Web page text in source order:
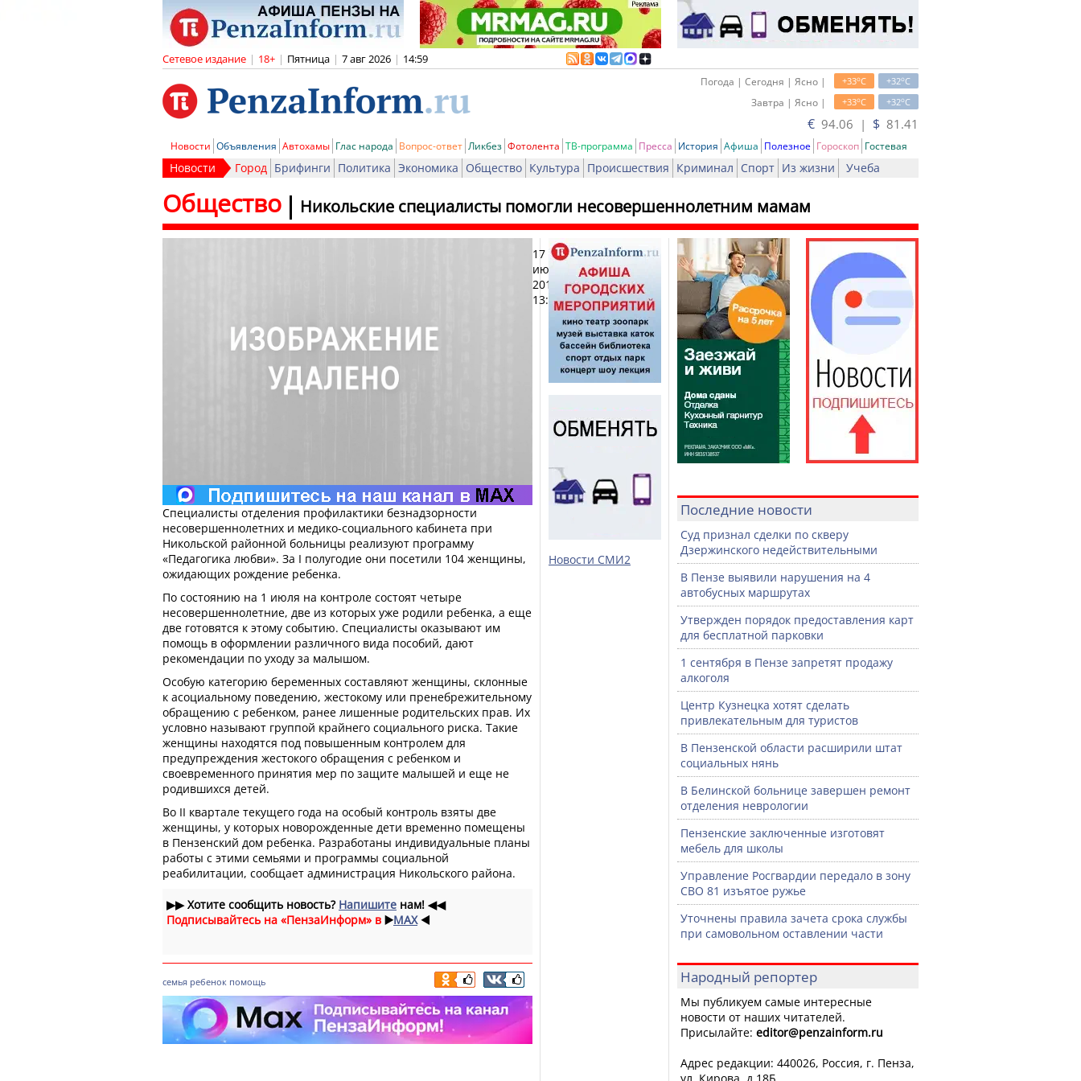
Сетевое издание | 18+ | Пятница | 7 авг 2026 | 14:59
+32oC
+33oC
Погода | Сегодня | Ясно |
+32oC
+33oC
Завтра | Ясно |
€ 94.06 | $ 81.41
Новости Объявления Автохамы Глас народа Вопрос-ответ Ликбез Фотолента ТВ-программа Пресса История Афиша Полезное Гороскоп Гостевая
Новости Город Брифинги Политика Экономика Общество Культура Происшествия Криминал Спорт Из жизни Учеба
Никольские специалисты помогли несовершеннолетним мамам
Общество
17
июля
2014,
13:12
Печать
Специалисты отделения профилактики безнадзорности
несовершеннолетних и медико-социального кабинета при
Никольской районной больницы реализуют программу
«Педагогика любви». За I полугодие они посетили 104 женщины,
ожидающих рождение ребенка.
По состоянию на 1 июля на контроле состоят четыре
несовершеннолетние, две из которых уже родили ребенка, а еще
две готовятся к этому событию. Специалисты оказывают им
помощь в оформлении различного вида пособий, дают
рекомендации по уходу за малышом.
Особую категорию беременных составляют женщины, склонные
к асоциальному поведению, жестокому или пренебрежительному
обращению с ребенком, ранее лишенные родительских прав. Их
условно называют группой крайнего социального риска. Такие
женщины находятся под повышенным контролем для
предупреждения жестокого обращения с ребенком и
своевременного принятия мер по защите малышей и еще не
родившихся детей.
Во II квартале текущего года на особый контроль взяты две
женщины, у которых новорожденные дети временно помещены
в Пензенский дом ребенка. Разработаны индивидуальные планы
работы с этими семьями и программы социальной
реабилитации, сообщает администрация Никольского района.
▶▶Хотите сообщить новость? Напишите нам! ◀◀
Подписывайтесь на «ПензаИнформ» в ▶️MAX ◀️
семья ребенок помощь
Новости СМИ2
Последние новости
Суд признал сделки по скверу
Дзержинского недействительными
В Пензе выявили нарушения на 4
автобусных маршрутах
Утвержден порядок предоставления карт
для бесплатной парковки
1 сентября в Пензе запретят продажу
алкоголя
Центр Кузнецка хотят сделать
привлекательным для туристов
В Пензенской области расширили штат
социальных нянь
В Белинской больнице завершен ремонт
отделения неврологии
Пензенские заключенные изготовят
мебель для школы
Управление Росгвардии передало в зону
СВО 81 изъятое ружье
Уточнены правила зачета срока службы
при самовольном оставлении части
Народный репортер
Мы публикуем самые интересные
новости от наших читателей.
Присылайте: editor@penzainform.ru
Адрес редакции: 440026, Россия, г. Пенза,